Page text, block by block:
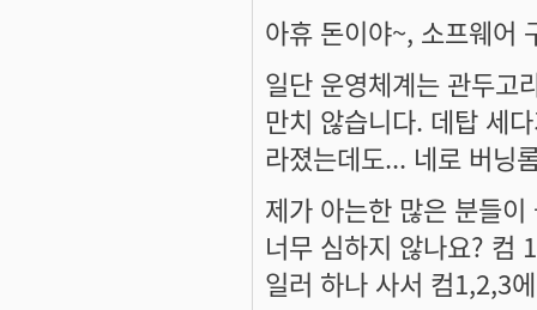
아휴 돈이야~, 소프웨어
일단 운영체계는 관두고
만치 않습니다. 데탑 세
라졌는데도... 네로 버닝
제가 아는한 많은 분들
너무 심하지 않나요? 컴
일러 하나 사서 컴1,2,3